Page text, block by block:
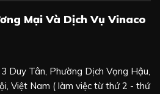
Mại Và Dịch Vụ Vinaco
Duy Tân, Phường Dịch Vọng Hậu,
Việt Nam ( làm việc từ thứ 2 - thứ